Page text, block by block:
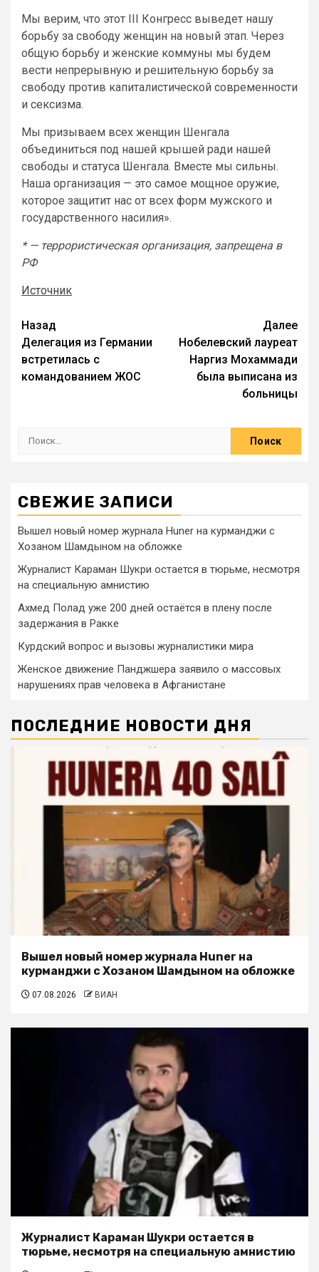
Мы верим, что этот III Конгресс выведет нашу
борьбу за свободу женщин на новый этап. Через
общую борьбу и женские коммуны мы будем
вести непрерывную и решительную борьбу за
свободу против капиталистической современности
и сексизма.
Мы призываем всех женщин Шенгала
объединиться под нашей крышей ради нашей
свободы и статуса Шенгала. Вместе мы сильны.
Наша организация — это самое мощное оружие,
которое защитит нас от всех форм мужского и
государственного насилия».
* — террористическая организация, запрещена в
РФ
Источник
Назад
Делегация из Германии
встретилась с
командованием ЖОС
Далее
Нобелевский лауреат
Наргиз Мохаммади
была выписана из
больницы
СВЕЖИЕ ЗАПИСИ
Вышел новый номер журнала Huner на курманджи с
Хозаном Шамдыном на обложке
Журналист Караман Шукри остается в тюрьме, несмотря
на специальную амнистию
Ахмед Полад уже 200 дней остаётся в плену после
задержания в Ракке
Курдский вопрос и вызовы журналистики мира
Женское движение Панджшера заявило о массовых
нарушениях прав человека в Афганистане
ПОСЛЕДНИЕ НОВОСТИ ДНЯ
Вышел новый номер журнала Huner на
курманджи с Хозаном Шамдыном на обложке
07.08.2026 ВИАН
Журналист Караман Шукри остается в
тюрьме, несмотря на специальную амнистию